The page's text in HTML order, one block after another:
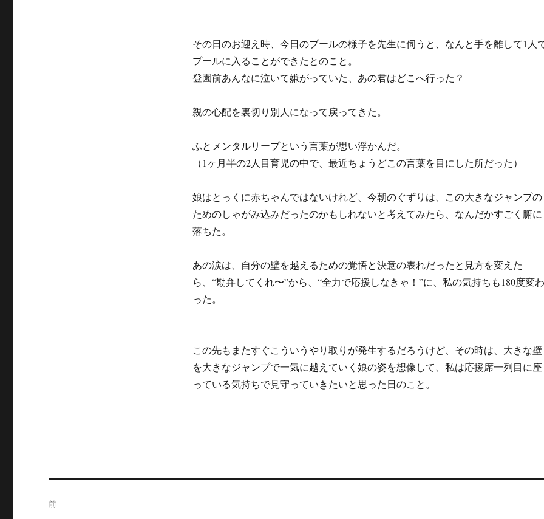
その日のお迎え時、今日のプールの様子を先生に伺うと、なんと手を離して1人
プールに入ることができたとのこと。
登園前あんなに泣いて嫌がっていた、あの君はどこへ行った？
親の心配を裏切り別人になって戻ってきた。
ふとメンタルリープという言葉が思い浮かんだ。
（1ヶ月半の2人目育児の中で、最近ちょうどこの言葉を目にした所だった）
娘はとっくに赤ちゃんではないけれど、今朝のぐずりは、この大きなジャンプの
ためのしゃがみ込みだったのかもしれないと考えてみたら、なんだかすごく腑に
落ちた。
あの涙は、自分の壁を越えるための覚悟と決意の表れだったと見方を変えた
ら、“勘弁してくれ〜”から、“全力で応援しなきゃ！”に、私の気持ちも180度変わ
った。
この先もまたすぐこういうやり取りが発生するだろうけど、その時は、大きな壁
を大きなジャンプで一気に越えていく娘の姿を想像して、私は応援席一列目に座
っている気持ちで見守っていきたいと思った日のこと。
前